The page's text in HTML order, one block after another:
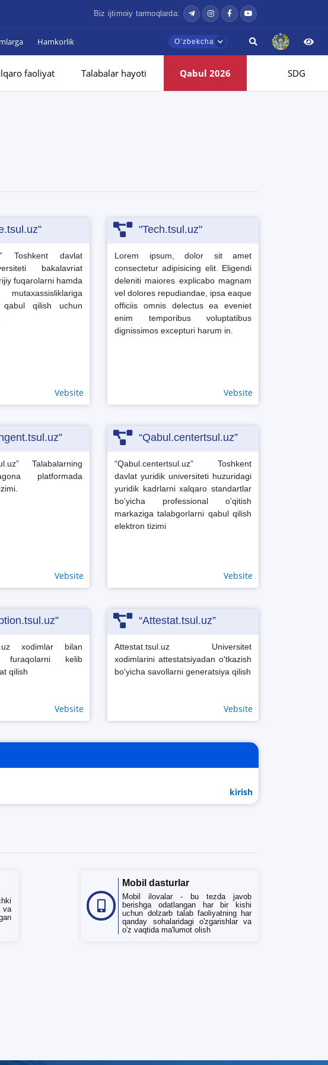
Biz ijtimoiy tarmoqlarda:
Hamkorlik Oʼzbekcha
faoliyat Talabalar hayoti Qabul 2026 SDG
Toshkent davlat
bakalavriat
fuqarolarni hamda
qabul qilish uchun
Vebsite
"Tech.tsul.uz"
Lorem ipsum, dolor sit amet
consectetur adipisicing elit. Eligendi
deleniti maiores explicabo magnam
vel dolores repudiandae, ipsa eaque
officiis omnis delectus ea eveniet
enim temporibus voluptatibus
dignissimos excepturi harum in.
Vebsite
Talabalarning
platformada
Vebsite
“Qabul.centertsul.uz”
“Qabul.centertsul.uz” Toshkent
davlat yuridik universiteti huzuridagi
yuridik kadrlarni xalqaro standartlar
boʼyicha professional oʼqitish
markaziga talabgorlarni qabul qilish
elektron tizimi
Vebsite
xodimlar bilan
furaqolarni kelib
qilish
Vebsite
“Attestat.tsul.uz”
Attestat.tsul.uz Universitet
xodimlarini attestatsiyadan o'tkazish
bo'yicha savollarni generatsiya qilish
Vebsite
kirish
Mobil dasturlar
Mobil ilovalar - bu tezda javob
berishga odatlangan har bir kishi
uchun dolzarb talab faoliyatning har
qanday sohalaridagi o'zgarishlar va
o'z vaqtida ma'lumot olish
TDYU qabul murojaatlari chati
Onlayn
Assalomu alaykum! TDYU qabul